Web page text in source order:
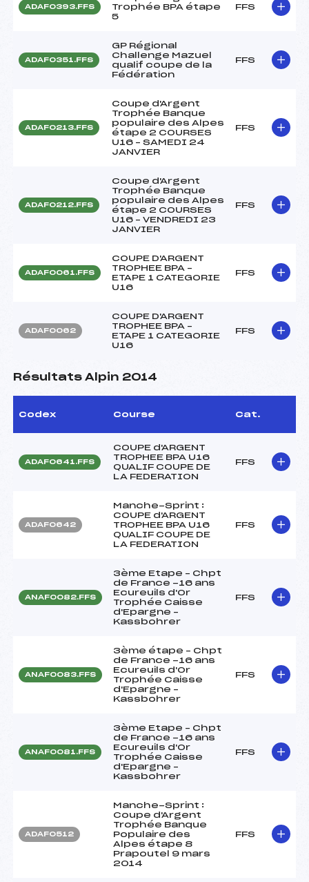
ADAF0393.FFS
Trophée BPA étape
5
FFS
ADAF0351.FFS
GP Régional
Challenge Mazuel
qualif coupe de la
Fédération
FFS
ADAF0213.FFS
Coupe d'Argent
Trophée Banque
populaire des Alpes
étape 2 COURSES
U16 – SAMEDI 24
JANVIER
FFS
ADAF0212.FFS
Coupe d'Argent
Trophée Banque
populaire des Alpes
étape 2 COURSES
U16 – VENDREDI 23
JANVIER
FFS
ADAF0061.FFS
COUPE D'ARGENT
TROPHEE BPA –
ETAPE 1 CATEGORIE
U16
FFS
ADAF0062
COUPE D'ARGENT
TROPHEE BPA –
ETAPE 1 CATEGORIE
U16
FFS
Résultats Alpin 2014
Codex Course Cat.
ADAF0641.FFS
COUPE d'ARGENT
TROPHEE BPA U16
QUALIF COUPE DE
LA FEDERATION
FFS
ADAF0642
Manche-Sprint :
COUPE d'ARGENT
TROPHEE BPA U16
QUALIF COUPE DE
LA FEDERATION
FFS
ANAF0082.FFS
3ème Etape – Chpt
de France -16 ans
Ecureuils d'Or
Trophée Caisse
d'Epargne –
Kassbohrer
FFS
ANAF0083.FFS
3ème étape – Chpt
de France -16 ans
Ecureuils d'Or
Trophée Caisse
d'Epargne –
Kassbohrer
FFS
ANAF0081.FFS
3ème Etape – Chpt
de France -16 ans
Ecureuils d'Or
Trophée Caisse
d'Epargne –
Kassbohrer
FFS
ADAF0512
Manche-Sprint :
Coupe d'Argent
Trophée Banque
Populaire des
Alpes étape 8
Prapoutel 9 mars
2014
FFS